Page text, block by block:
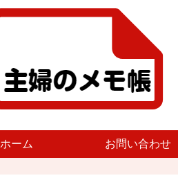
ホーム お問い合わせ